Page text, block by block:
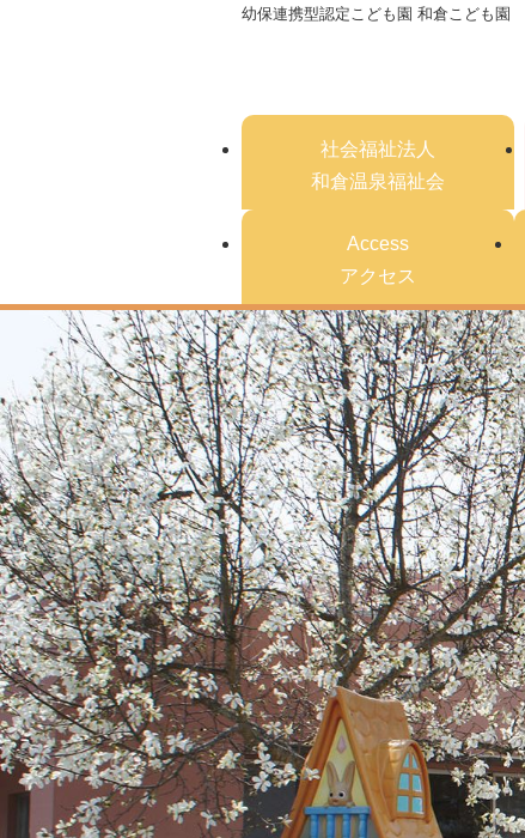
幼保連携型認定こども園 和倉こども園
社会福祉法人
和倉温泉福祉会
Access
アクセス